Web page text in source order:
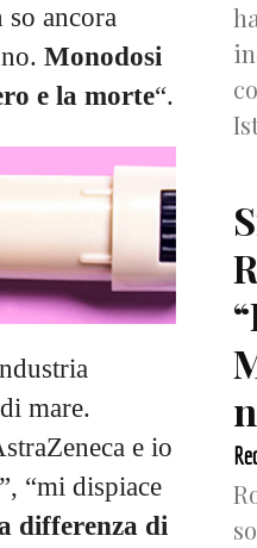
so ancora
Monodosi
e la morte“.
mare.
e io
“mi dispiace
differenza di